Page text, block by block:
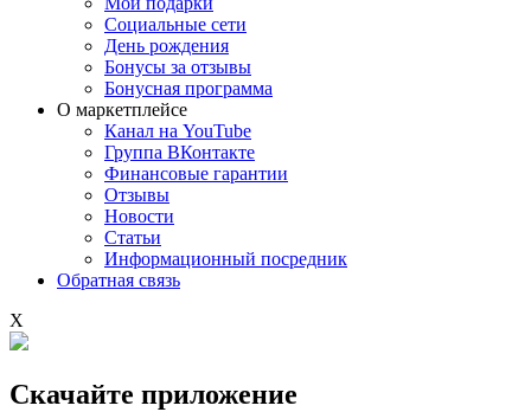
Социальные сети
День рождения
Бонусы за отзывы
Бонусная программа
О маркетплейсе
Канал на YouTube
Группа ВКонтакте
Финансовые гарантии
Отзывы
Новости
Статьи
Информационный посредник
Обратная связь
X
Скачайте приложение